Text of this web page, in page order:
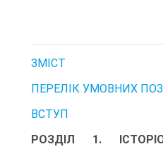
ЗМІСТ
ПЕРЕЛІК УМОВНИХ
ВСТУП
РОЗДІЛ 1.